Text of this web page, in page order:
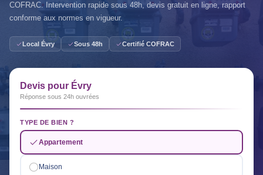
COFRAC. Intervention rapide sous 48h, devis gratuit en ligne, rapport
conforme aux normes en vigueur.
Local Évry Sous 48h Certifié COFRAC
Devis pour Évry
Réponse sous 24h ouvrées
TYPE DE BIEN ?
Appartement
Maison